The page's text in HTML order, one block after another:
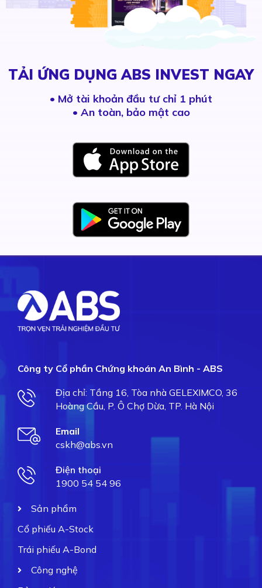
TẢI ỨNG DỤNG ABS INVEST NGAY
• Mở tài khoản đầu tư chỉ 1 phút
• An toàn, bảo mật cao
Công ty Cổ phần Chứng khoán An Bình - ABS
Địa chỉ: Tầng 16, Tòa nhà GELEXIMCO, 36
Hoàng Cầu, P. Ô Chợ Dừa, TP. Hà Nội
Email
cskh@abs.vn
Điện thoại
1900 54 54 96
Sản phẩm
Cổ phiếu A-Stock
Trái phiếu A-Bond
Công nghệ